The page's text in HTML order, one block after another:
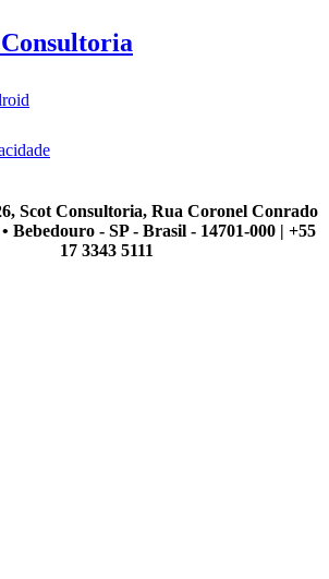
Scot Consultoria, Rua Coronel Conrado
Bebedouro - SP - Brasil - 14701-000 | +55
17 3343 5111